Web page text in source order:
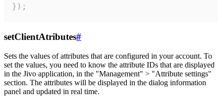
});
setClientAtributes#
Sets the values ​​of attributes that are configured in your account. To
set the values, you need to know the attribute IDs that are displayed
in the Jivo application, in the "Management" > "Attribute settings"
section. The attributes will be displayed in the dialog information
panel and updated in real time.